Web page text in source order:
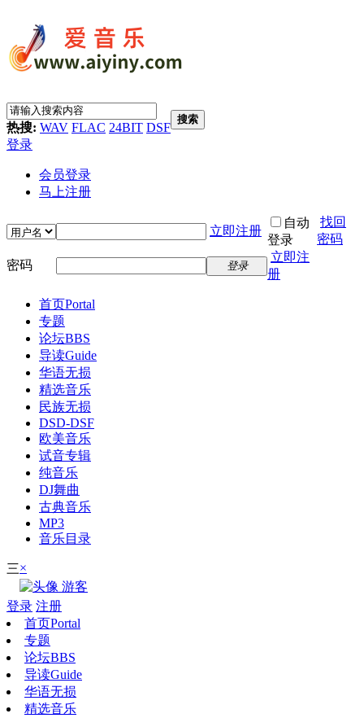
热搜: WAV FLAC 24BIT DSF
搜索
登录
会员登录
马上注册
立即注册
自动
登录
找回
密码
密码
登录
立即注
册
首页Portal
专题
论坛BBS
导读Guide
华语无损
精选音乐
民族无损
DSD-DSF
欧美音乐
试音专辑
纯音乐
DJ舞曲
古典音乐
MP3
音乐目录
三×
游客
登录 注册
首页Portal
专题
论坛BBS
导读Guide
华语无损
精选音乐